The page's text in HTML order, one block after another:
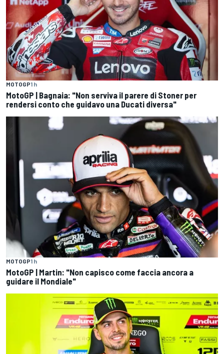
MOTOGP1 h
MotoGP | Bagnaia: "Non serviva il parere di Stoner per
rendersi conto che guidavo una Ducati diversa"
MOTOGP1 h
MotoGP | Martin: "Non capisco come faccia ancora a
guidare il Mondiale"